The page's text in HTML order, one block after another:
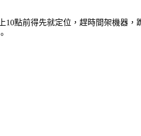
10點前得先就定位，趕時間架機器